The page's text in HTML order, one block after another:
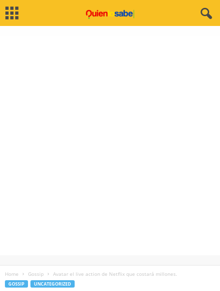
Home Gossip Avatar el live action de Netflix que costará millones.
GOSSIP UNCATEGORIZED